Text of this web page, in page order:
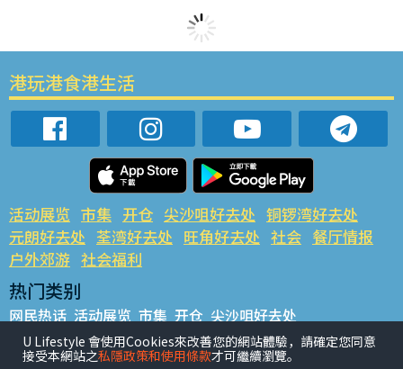
港玩港食港生活
活动展览 市集 开仓 尖沙咀好去处 铜锣湾好去处
元朗好去处 荃湾好去处 旺角好去处 社会 餐厅情报
户外郊游 社会福利
热门类别
网民热话 活动展览 市集 开仓 尖沙咀好去处
铜锣湾好去处 元朗好去处 荃湾好去处 旺角好去处 社会
餐厅情报 户外郊游
U Lifestyle 會使用Cookies來改善您的網站體驗，請確定您同意
接受本網站之私隱政策和使用條款才可繼續瀏覽。